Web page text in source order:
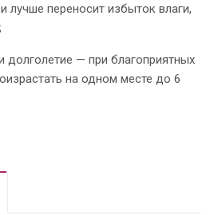
лучше переносит избыток влаги,
долголетие — при благоприятных
на одном месте до 6